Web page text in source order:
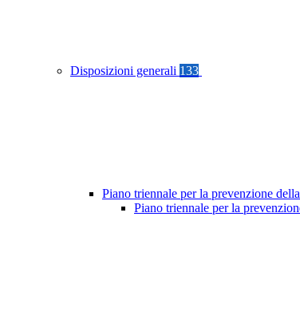
Disposizioni generali 133
Piano triennale per la prevenzione
Piano triennale per la